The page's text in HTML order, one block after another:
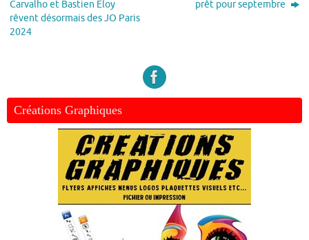
Carvalho et Bastien Eloy
rêvent désormais des JO Paris
2024
prêt pour septembre
Créations Graphiques